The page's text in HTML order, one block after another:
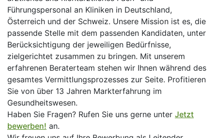
Führungspersonal an Kliniken in Deutschland,
Österreich und der Schweiz. Unsere Mission ist es, die
passende Stelle mit dem passenden Kandidaten, unter
Berücksichtigung der jeweiligen Bedürfnisse,
zielgerichtet zusammen zu bringen. Mit unserem
erfahrenen Beraterteam stehen wir Ihnen während des
gesamtes Vermittlungsprozesses zur Seite. Profitieren
Sie von über 13 Jahren Markterfahrung im
Gesundheitswesen.
Haben Sie Fragen? Rufen Sie uns gerne unter Jetzt
bewerben! an.